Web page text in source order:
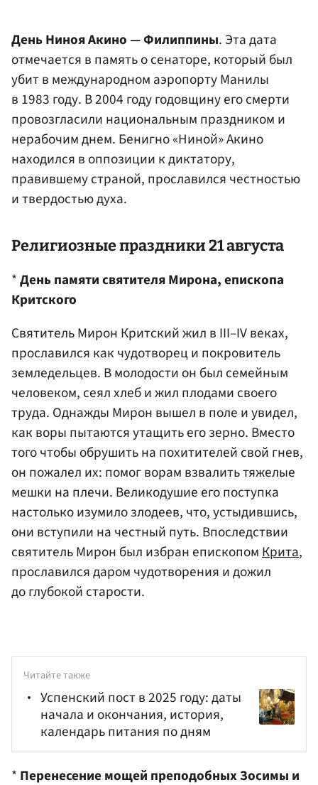
День Ниноя Акино — Филиппины. Эта дата
отмечается в память о сенаторе, который был
убит в международном аэропорту Манилы
в 1983 году. В 2004 году годовщину его смерти
провозгласили национальным праздником и
нерабочим днем. Бенигно «Ниной» Акино
находился в оппозиции к диктатору,
правившему страной, прославился честностью
и твердостью духа.
Религиозные праздники 21 августа
*День памяти святителя Мирона, епископа
Критского
Святитель Мирон Критский жил в III–IV веках,
прославился как чудотворец и покровитель
земледельцев. В молодости он был семейным
человеком, сеял хлеб и жил плодами своего
труда. Однажды Мирон вышел в поле и увидел,
как воры пытаются утащить его зерно. Вместо
того чтобы обрушить на похитителей свой гнев,
он пожалел их: помог ворам взвалить тяжелые
мешки на плечи. Великодушие его поступка
настолько изумило злодеев, что, устыдившись,
они вступили на честный путь. Впоследствии
святитель Мирон был избран епископомКрита,
прославился даром чудотворения и дожил
до глубокой старости.
Читайте также
Успенский пост в 2025 году: даты
начала и окончания, история,
календарь питания по дням
* Перенесение мощей преподобных Зосимы и